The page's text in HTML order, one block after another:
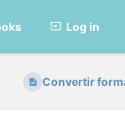
Log in
Convertir